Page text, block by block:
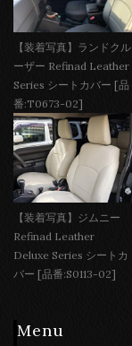
【装着写真】ランドクル
ーザー Refinad Leather
Series シートカバー [品
番:T0673-02]
【装着写真】ジムニー
Refinad Leather
Deluxe Series シートカ
バー [品番:S0113-02]
Menu